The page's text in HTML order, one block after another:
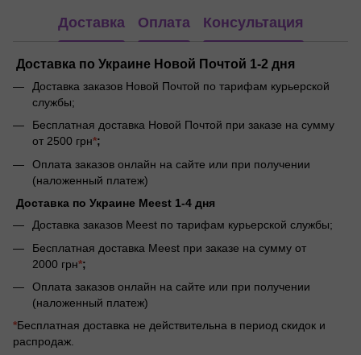
Доставка Оплата Консультация
Доставка по Украине Новой Почтой 1-2 дня
Доставка заказов Новой Почтой по тарифам курьерской
службы;
Бесплатная доставка Новой Почтой при заказе на сумму
от 2500 грн*;
Оплата заказов онлайн на сайте или при получении
(наложенный платеж)
Доставка по Украине Meest 1-4 дня
Доставка заказов Meest по тарифам курьерской службы;
Бесплатная доставка Meest при заказе на сумму от
2000 грн*;
Оплата заказов онлайн на сайте или при получении
(наложенный платеж)
*Бесплатная доставка не действительна в период скидок и
распродаж.